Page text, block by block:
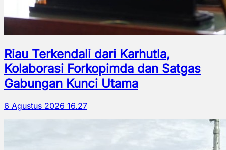
Riau Terkendali dari Karhutla,
Kolaborasi Forkopimda dan Satgas
Gabungan Kunci Utama
6 Agustus 2026 16.27